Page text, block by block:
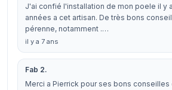
J'ai confié l'installation de mon poele il y
années a cet artisan. De très bons
pérenne, notamment .…
il y a 7 ans
Fab 2.
Merci a Pierrick pour ses bons conseilles